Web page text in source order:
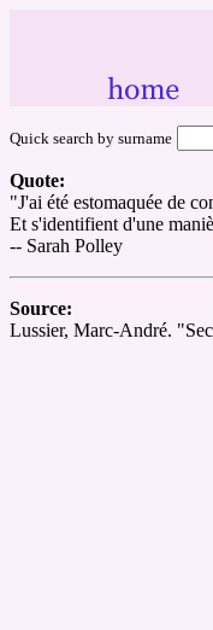
Quick search by surname
Quote:
"J'ai été estomaquée de
Et s'identifient d'une
-- Sarah Polley
Source:
Lussier, Marc-André.